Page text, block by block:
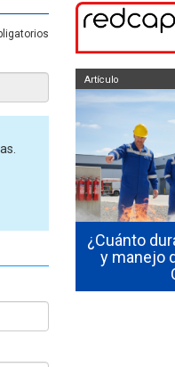
¿Cuánto dura un
y manejo de